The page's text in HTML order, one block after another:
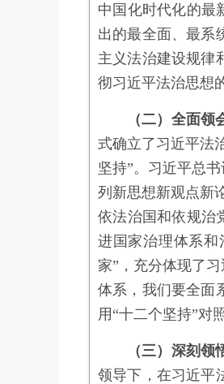
中国化时代化的最
出的最全面、最系
主义法治建设规律
彻习近平法治思想
（二）全面领
式确立了习近平法
坚持”。习近平总
列新思想新观点新
依法治国和依规治
进国家治理体系和
家”，充分体现了
体系，我们要全面
用“十二个坚持”对
（三）深刻领
领导下，在习近平